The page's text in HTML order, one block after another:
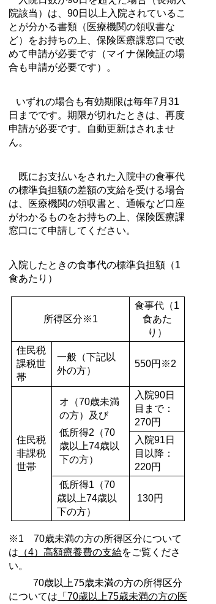
院該当）は、90日以上入院されているこ
とが分かる書類（医療機関の領収書な
ど）をお持ちの上、保険医療課窓口で改
めて申請が必要です（マイナ保険証の場
合も申請が必要です）。
いずれの場合も有効期限は毎年7月31
日までです。期限が切れたときは、再度
申請が必要です。自動更新はされませ
ん。
既にお支払いをされた入院中の食事代
の標準負担額の差額の支給を受ける場合
は、医療機関の領収書と、通帳など口座
がわかるものをお持ちの上、保険医療課
窓口にて申請してください。
入院したときの食事代の標準負担額（1
食あたり）
所得区分※1
食事代（1
食あた
り）
住民税
課税世
帯
一般（下記以
外の方）
550円※2
住民税
非課税
世帯
オ（70歳未満
の方）及び
低所得2（70
歳以上74歳以
下の方）
入院90日
目まで：
270円
入院91日
目以降：
220円
低所得1（70
歳以上74歳以
下の方）
130円
※1 70歳未満の方の所得区分について
は （4）高額療養費の支給をご覧くださ
い。
70歳以上75歳未満の方の所得区分
については 「70歳以上75歳未満の方の医